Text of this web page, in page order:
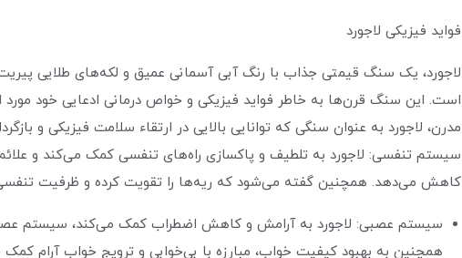
فواید فیزیکی لاجورد
لاجورد، یک سنگ قیمتی جذاب با رنگ آبی آسمانی عمیق و لکه‌های طلایی
است. این سنگ قرن‌ها به خاطر فواید فیزیکی و خواص درمانی ادعایی خود مورد
مدرن، لاجورد به عنوان سنگی که توانایی بالایی در ارتقاء سلامت فیزیکی و
سیستم تنفسی: لاجورد به تلطیف و پاکسازی راه‌های تنفسی کمک می‌کند و
کاهش می‌دهد. همچنین گفته می‌شود که ریه‌ها را تقویت کرده و ظرفیت
سیستم عصبی: لاجورد به آرامش و کاهش اضطراب کمک می‌کند، سیستم
همچنین به بهبود کیفیت خواب، مبارزه با بی‌خوابی و ترویج خواب آرام